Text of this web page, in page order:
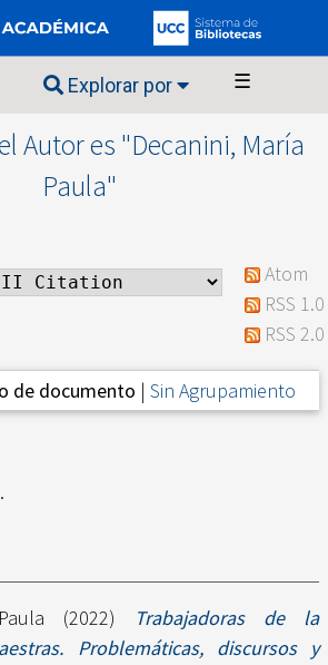
Explorar por ☰
Autor es "Decanini, María
Paula"
Atom
RSS 1.0
RSS 2.0
de documento | Sin Agrupamiento
.
(2022)
Trabajadoras de la
Problemáticas, discursos y